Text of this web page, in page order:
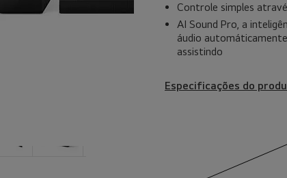
Controle simples
AI Sound Pro, a
áudio
assistindo
Especificações do